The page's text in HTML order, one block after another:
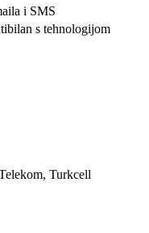
i SMS
s tehnologijom
Turkcell